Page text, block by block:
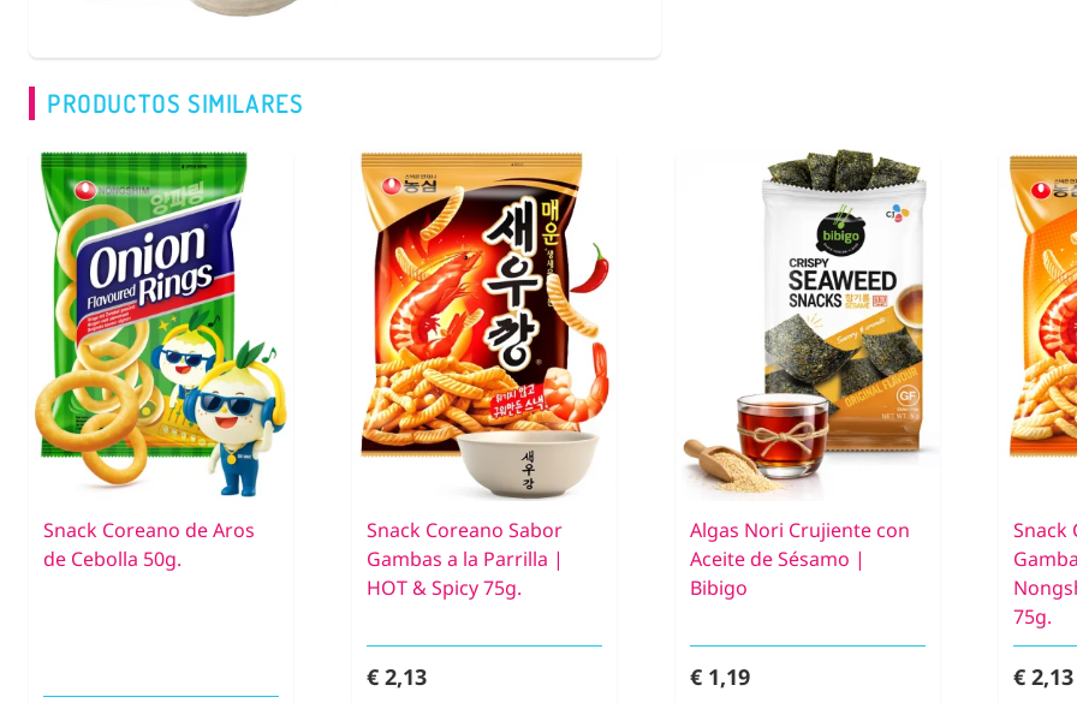
PRODUCTOS SIMILARES
Snack Coreano de Aros
de Cebolla 50g.
Snack Coreano Sabor
Gambas a la Parrilla |
HOT & Spicy 75g.
€ 2,13
Algas Nori Crujiente con
Aceite de Sésamo |
Bibigo
€ 1,19
Snack
75g.
€ 2,13